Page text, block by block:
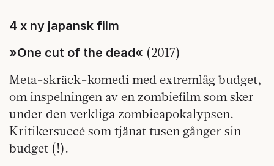
4 x ny japansk film
»One cut of the dead« (2017)
Meta-skräck-komedi med extremlåg budget,
om inspelningen av en zombiefilm som sker
under den verkliga zombieapokalypsen.
Kritikersuccé som tjänat tusen gånger sin
budget (!).